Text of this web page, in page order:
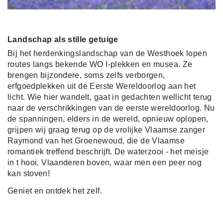
Landschap als stille getuige
Bij het herdenkingslandschap van de Westhoek lopen
routes langs bekende WO I-plekken en musea. Ze
brengen bijzondere, soms zelfs verborgen,
erfgoedplekken uit de Eerste Wereldoorlog aan het
licht. Wie hier wandelt, gaat in gedachten wellicht terug
naar de verschrikkingen van de eerste wereldoorlog. Nu
de spanningen, elders in de wereld, opnieuw oplopen,
grijpen wij graag terug op de vrolijke Vlaamse zanger
Raymond van het Groenewoud, die de Vlaamse
romantiek treffend beschrijft. De waterzooi - het meisje
in t hooi.Vlaanderen boven, waar men een peer nog
kan stoven!
Geniet en ontdek het zelf.